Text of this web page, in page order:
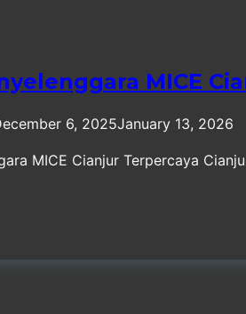
MICE
6, 2025January 13, 2026
MICE Cianjur Terpercaya